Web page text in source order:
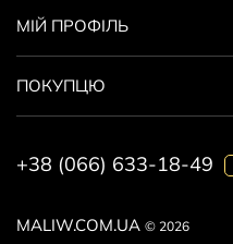
MALIW.COM.UA © 2026
МІЙ ПРОФІЛЬ
ПОКУПЦЮ
+38 (066) 633-18-49